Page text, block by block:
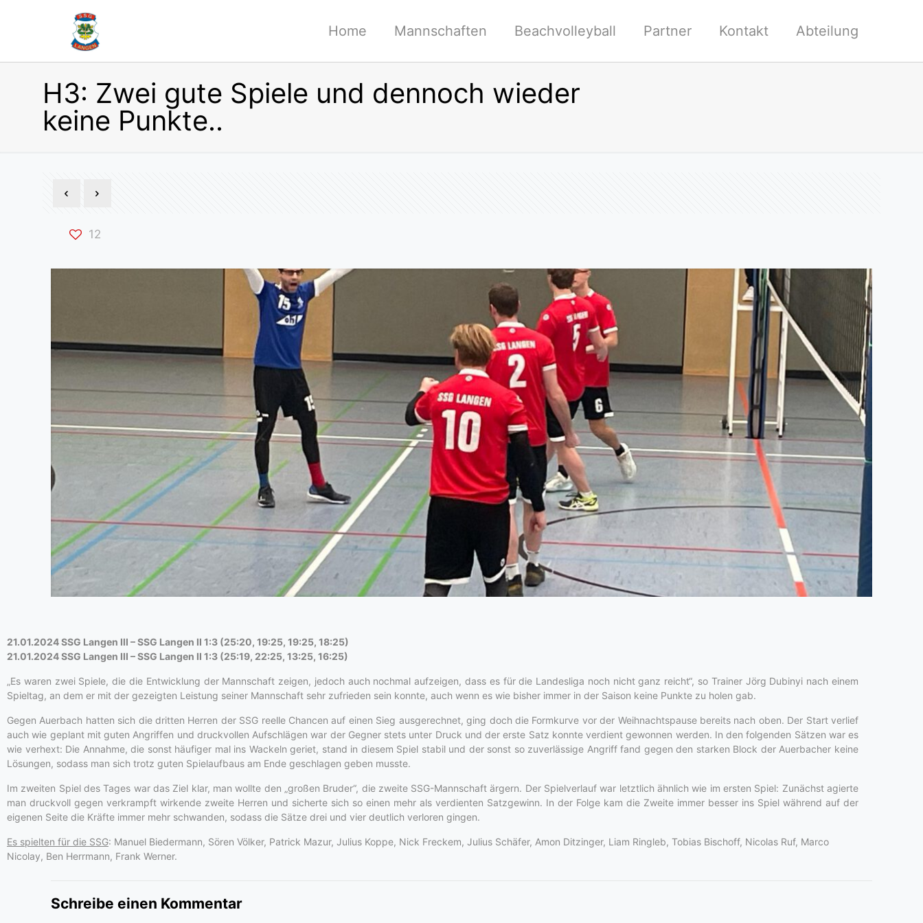
Home Mannschaften Beachvolleyball Partner Kontakt Abteilung
H3: Zwei gute Spiele und dennoch wieder
keine Punkte..
12
21.01.2024 SSG Langen III – SSG Langen II 1:3 (25:20, 19:25, 19:25, 18:25)
21.01.2024 SSG Langen III – SSG Langen II 1:3 (25:19, 22:25, 13:25, 16:25)
„Es waren zwei Spiele, die die Entwicklung der Mannschaft zeigen, jedoch auch nochmal aufzeigen, dass es für die Landesliga noch nicht ganz reicht“, so Trainer Jörg Dubinyi nach einem
Spieltag, an dem er mit der gezeigten Leistung seiner Mannschaft sehr zufrieden sein konnte, auch wenn es wie bisher immer in der Saison keine Punkte zu holen gab.
Gegen Auerbach hatten sich die dritten Herren der SSG reelle Chancen auf einen Sieg ausgerechnet, ging doch die Formkurve vor der Weihnachtspause bereits nach oben. Der Start verlief
auch wie geplant mit guten Angriffen und druckvollen Aufschlägen war der Gegner stets unter Druck und der erste Satz konnte verdient gewonnen werden. In den folgenden Sätzen war es
wie verhext: Die Annahme, die sonst häufiger mal ins Wackeln geriet, stand in diesem Spiel stabil und der sonst so zuverlässige Angriff fand gegen den starken Block der Auerbacher keine
Lösungen, sodass man sich trotz guten Spielaufbaus am Ende geschlagen geben musste.
Im zweiten Spiel des Tages war das Ziel klar, man wollte den „großen Bruder“, die zweite SSG-Mannschaft ärgern. Der Spielverlauf war letztlich ähnlich wie im ersten Spiel: Zunächst agierte
man druckvoll gegen verkrampft wirkende zweite Herren und sicherte sich so einen mehr als verdienten Satzgewinn. In der Folge kam die Zweite immer besser ins Spiel während auf der
eigenen Seite die Kräfte immer mehr schwanden, sodass die Sätze drei und vier deutlich verloren gingen.
Es spielten für die SSG: Manuel Biedermann, Sören Völker, Patrick Mazur, Julius Koppe, Nick Freckem, Julius Schäfer, Amon Ditzinger, Liam Ringleb, Tobias Bischoff, Nicolas Ruf, Marco
Nicolay, Ben Herrmann, Frank Werner.
Schreibe einen Kommentar